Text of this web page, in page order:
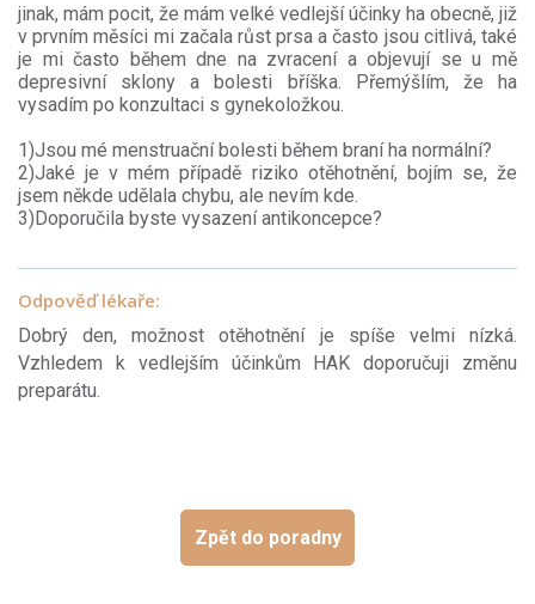
jinak, mám pocit, že mám velké vedlejší účinky ha obecně, již
v prvním měsíci mi začala růst prsa a často jsou citlivá, také
je mi často během dne na zvracení a objevují se u mě
depresivní sklony a bolesti bříška. Přemýšlím, že ha
vysadím po konzultaci s gynekoložkou.
1)Jsou mé menstruační bolesti během braní ha normální?
2)Jaké je v mém případě riziko otěhotnění, bojím se, že
jsem někde udělala chybu, ale nevím kde.
3)Doporučila byste vysazení antikoncepce?
Odpověď lékaře:
Dobrý den, možnost otěhotnění je spíše velmi nízká.
Vzhledem k vedlejším účinkům HAK doporučuji změnu
preparátu.
Zpět do poradny